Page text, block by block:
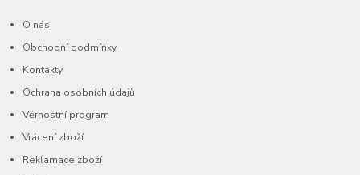
O nás
Obchodní podmínky
Kontakty
Ochrana osobních údajů
Věrnostní program
Vrácení zboží
Reklamace zboží